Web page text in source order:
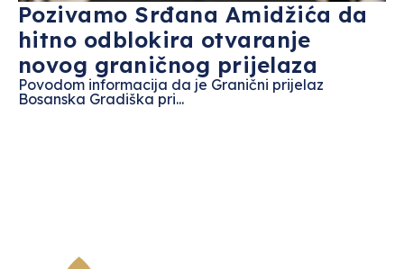
Pozivamo Srđana Amidžića da
hitno odblokira otvaranje
novog graničnog prijelaza
Povodom informacija da je Granični prijelaz
Bosanska Gradiška pri...